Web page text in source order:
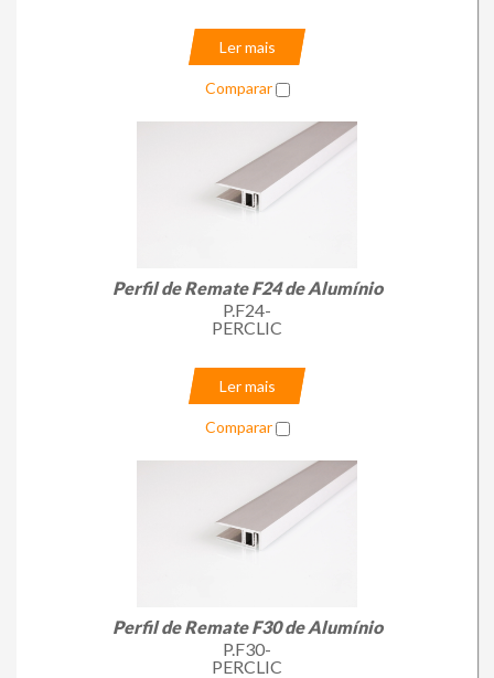
Ler mais
Comparar
Perfil de Remate F24 de Alumínio
P.F24-
PERCLIC
Ler mais
Comparar
Perfil de Remate F30 de Alumínio
P.F30-
PERCLIC